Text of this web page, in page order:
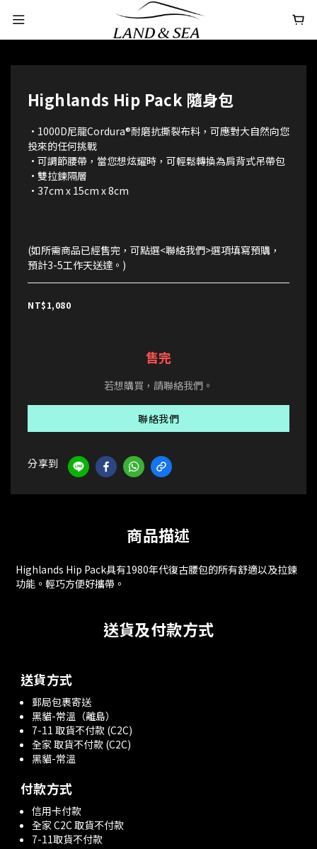
Highlands Hip Pack 隨身包
•1000D尼龍Cordura®耐磨抗撕裂布料，可應對大自然向您
投來的任何挑戰
•可調節腰帶，當您想炫耀時，可輕鬆轉換為肩背式吊帶包
•雙拉鍊隔層
•37cm x 15cm x 8cm
(如所需商品已經售完，可點選<聯絡我們>選項填寫預購，
預計3-5工作天送達。)
NT$1,080
售完
若想購買，請聯絡我們。
聯絡我們
分享到
商品描述
Highlands Hip Pack具有1980年代復古腰包的所有舒適以及拉鍊
功能。輕巧方便好攜帶。
送貨及付款方式
送貨方式
郵局包裹寄送
黑貓-常溫（離島）
7-11 取貨不付款 (C2C)
全家 取貨不付款 (C2C)
黑貓-常溫
付款方式
信用卡付款
全家 C2C 取貨不付款
7-11取貨不付款